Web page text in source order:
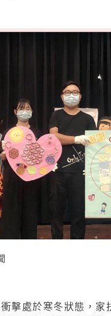
擊處於寒冬狀態， 家